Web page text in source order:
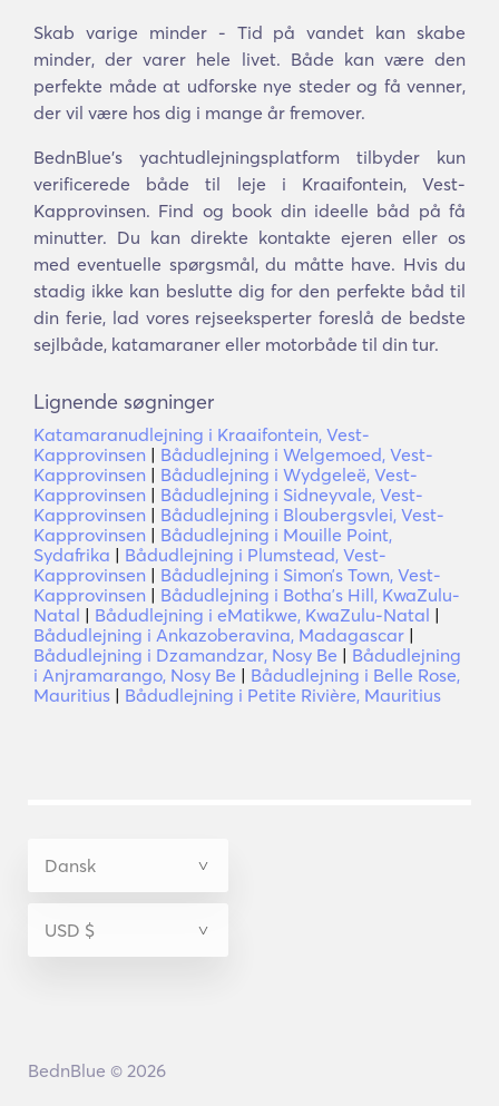
Skab varige minder - Tid på vandet kan skabe
minder, der varer hele livet. Både kan være den
perfekte måde at udforske nye steder og få venner,
der vil være hos dig i mange år fremover.
BednBlue's yachtudlejningsplatform tilbyder kun
verificerede både til leje i Kraaifontein, Vest-
Kapprovinsen. Find og book din ideelle båd på få
minutter. Du kan direkte kontakte ejeren eller os
med eventuelle spørgsmål, du måtte have. Hvis du
stadig ikke kan beslutte dig for den perfekte båd til
din ferie, lad vores rejseeksperter foreslå de bedste
sejlbåde, katamaraner eller motorbåde til din tur.
Lignende søgninger
Katamaranudlejning i Kraaifontein, Vest-
Kapprovinsen | Bådudlejning i Welgemoed, Vest-
Kapprovinsen | Bådudlejning i Wydgeleë, Vest-
Kapprovinsen | Bådudlejning i Sidneyvale, Vest-
Kapprovinsen | Bådudlejning i Bloubergsvlei, Vest-
Kapprovinsen | Bådudlejning i Mouille Point,
Sydafrika | Bådudlejning i Plumstead, Vest-
Kapprovinsen | Bådudlejning i Simonʼs Town, Vest-
Kapprovinsen | Bådudlejning i Bothaʼs Hill, KwaZulu-
Natal | Bådudlejning i eMatikwe, KwaZulu-Natal |
Bådudlejning i Ankazoberavina, Madagascar |
Bådudlejning i Dzamandzar, Nosy Be | Bådudlejning
i Anjramarango, Nosy Be | Bådudlejning i Belle Rose,
Mauritius | Bådudlejning i Petite Rivière, Mauritius
BednBlue © 2026